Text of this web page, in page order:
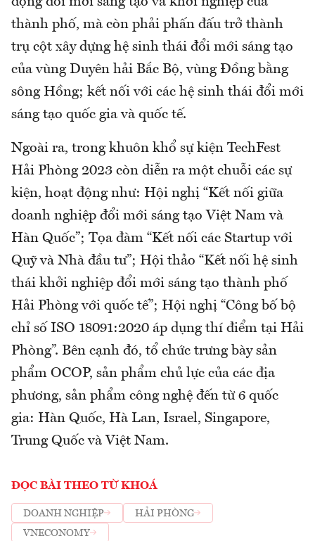
thành phố, mà còn phải phấn đấu trở thành
trụ cột xây dựng hệ sinh thái đổi mới sáng tạo
của vùng Duyên hải Bắc Bộ, vùng Đồng bằng
sông Hồng; kết nối với các hệ sinh thái đổi mới
sáng tạo quốc gia và quốc tế.
Ngoài ra, trong khuôn khổ sự kiện TechFest
Hải Phòng 2023 còn diễn ra một chuỗi các sự
kiện, hoạt động như: Hội nghị “Kết nối giữa
doanh nghiệp đổi mới sáng tạo Việt Nam và
Hàn Quốc”; Tọa đàm “Kết nối các Startup với
Quỹ và Nhà đầu tư”; Hội thảo “Kết nối hệ sinh
thái khởi nghiệp đổi mới sáng tạo thành phố
Hải Phòng với quốc tế”; Hội nghị “Công bố bộ
chỉ số ISO 18091:2020 áp dụng thí điểm tại Hải
Phòng”. Bên cạnh đó, tổ chức trưng bày sản
phẩm OCOP, sản phẩm chủ lực của các địa
phương, sản phẩm công nghệ đến từ 6 quốc
gia: Hàn Quốc, Hà Lan, Israel, Singapore,
Trung Quốc và Việt Nam.
ĐỌC BÀI THEO TỪ KHOÁ
DOANH NGHIỆP
HẢI PHÒNG
VNECONOMY